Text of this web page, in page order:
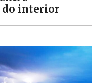
do interior